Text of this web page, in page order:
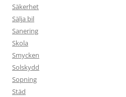
Säkerhet
Sälja bil
Sanering
Skola
Smycken
Solskydd
Sopning
Städ